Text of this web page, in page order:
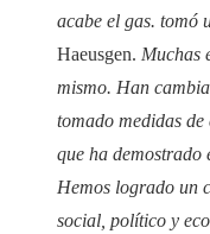
acabe el gas. tomó
Haeusgen. Muchas
mismo. Han
tomado medidas
que ha demostrado
Hemos logrado un
social, político y